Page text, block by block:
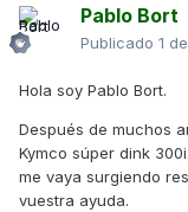
Pablo Bort
Publicado 1
Hola soy Pablo Bort.
Después de muchos
Kymco súper dink
me vaya surgiendo
vuestra ayuda.